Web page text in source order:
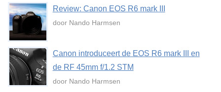
Review: Canon EOS R6 mark III
door Nando Harmsen
Canon introduceert de EOS R6 mark III en
de RF 45mm f/1.2 STM
door Nando Harmsen